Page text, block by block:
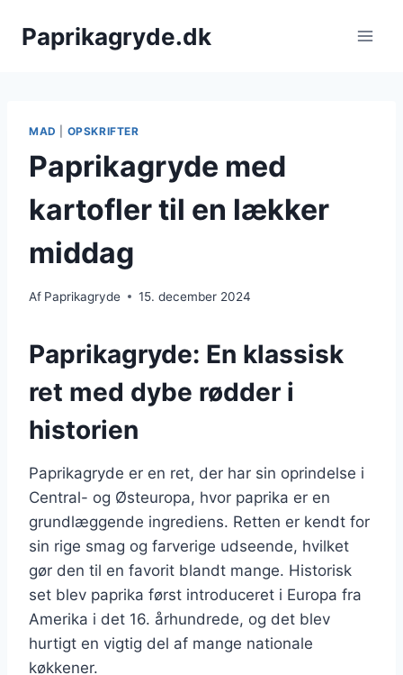
Paprikagryde.dk
MAD OPSKRIFTER
Paprikagryde med
kartofler til en lækker
middag
Af Paprikagryde 15. december 2024
Paprikagryde: En klassisk
ret med dybe rødder i
historien
Paprikagryde er en ret, der har sin oprindelse i
Central- og Østeuropa, hvor paprika er en
grundlæggende ingrediens. Retten er kendt for
sin rige smag og farverige udseende, hvilket
gør den til en favorit blandt mange. Historisk
set blev paprika først introduceret i Europa fra
Amerika i det 16. århundrede, og det blev
hurtigt en vigtig del af mange nationale
køkkener.